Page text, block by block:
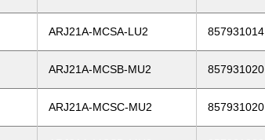
ARJ21A-MCSA-LU2 857931014
ARJ21A-MCSB-MU2 857931020
ARJ21A-MCSC-MU2 857931020